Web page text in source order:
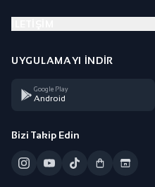
UYGULAMAYI İNDIR
Google Play
Android
Bizi Takip Edin